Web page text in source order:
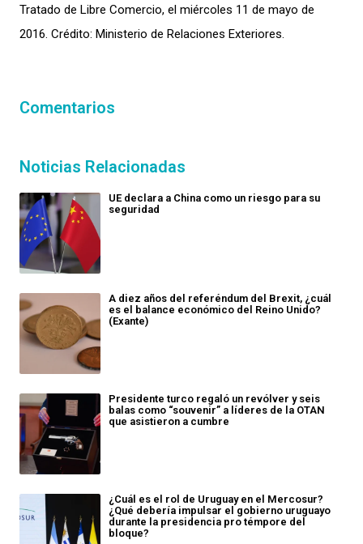
Tratado de Libre Comercio, el miércoles 11 de mayo de
2016. Crédito: Ministerio de Relaciones Exteriores.
Comentarios
Noticias Relacionadas
UE declara a China como un riesgo para su
seguridad
A diez años del referéndum del Brexit, ¿cuál
es el balance económico del Reino Unido?
(Exante)
Presidente turco regaló un revólver y seis
balas como “souvenir” a líderes de la OTAN
que asistieron a cumbre
¿Cuál es el rol de Uruguay en el Mercosur?
¿Qué debería impulsar el gobierno uruguayo
durante la presidencia pro témpore del
bloque?